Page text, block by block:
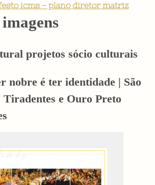
icms - plano diretor matriz
projetos sócio culturais
nobre é ter identidade | São
Tiradentes e Ouro Preto